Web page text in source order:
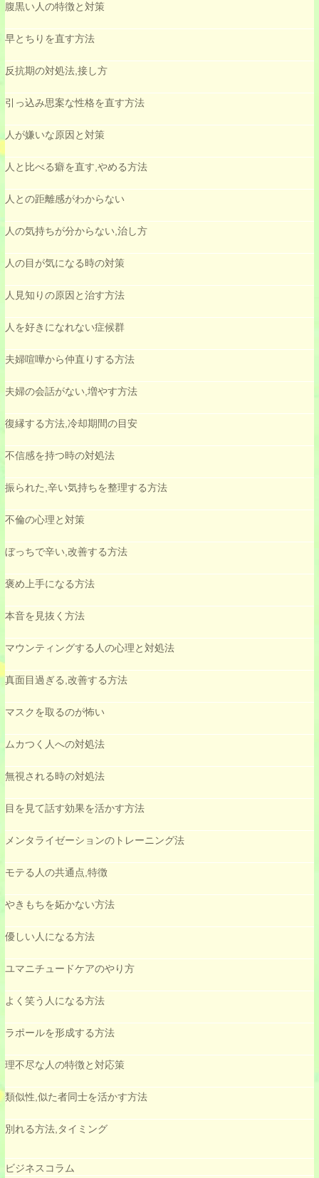
腹黒い人の特徴と対策
早とちりを直す方法
反抗期の対処法,接し方
引っ込み思案な性格を直す方法
人が嫌いな原因と対策
人と比べる癖を直す,やめる方法
人との距離感がわからない
人の気持ちが分からない,治し方
人の目が気になる時の対策
人見知りの原因と治す方法
人を好きになれない症候群
夫婦喧嘩から仲直りする方法
夫婦の会話がない,増やす方法
復縁する方法,冷却期間の目安
不信感を持つ時の対処法
振られた,辛い気持ちを整理する方法
不倫の心理と対策
ぼっちで辛い,改善する方法
褒め上手になる方法
本音を見抜く方法
マウンティングする人の心理と対処法
真面目過ぎる,改善する方法
マスクを取るのが怖い
ムカつく人への対処法
無視される時の対処法
目を見て話す効果を活かす方法
メンタライゼーションのトレーニング法
モテる人の共通点,特徴
やきもちを妬かない方法
優しい人になる方法
ユマニチュードケアのやり方
よく笑う人になる方法
ラポールを形成する方法
理不尽な人の特徴と対応策
類似性,似た者同士を活かす方法
別れる方法,タイミング
ビジネスコラム